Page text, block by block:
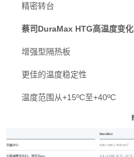
精密转台
蔡司DuraMax HTG高温度变化
增强型隔热板
更佳的温度稳定性
温度范围从+15ºC至+40ºC